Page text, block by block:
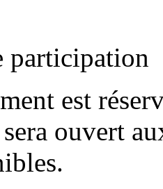
participation
est
ouvert